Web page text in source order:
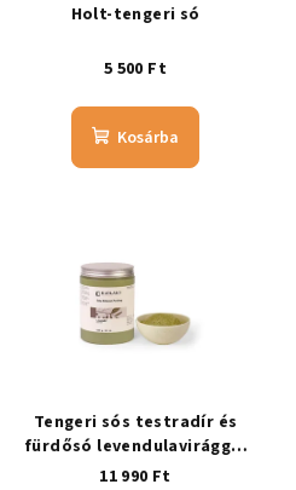
Holt-tengeri só
5 500 Ft
Kosárba
Tengeri sós testradír és
fürdősó levendulavirággal
– LEVENDULAVIRÁGOS
11 990 Ft